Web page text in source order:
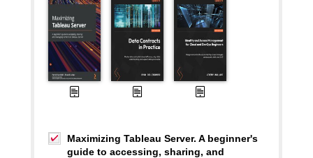
Maximizing Tableau Server. A beginner's
guide to accessing, sharing, and